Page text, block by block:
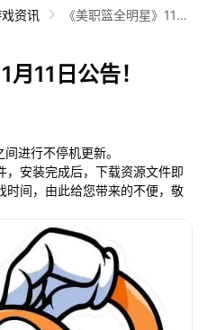
资讯
《美职篮全明星》11月
月11日公告！
进行不停机更新。
，安装完成后，下载资源文件即
时间，由此给您带来的不便，敬